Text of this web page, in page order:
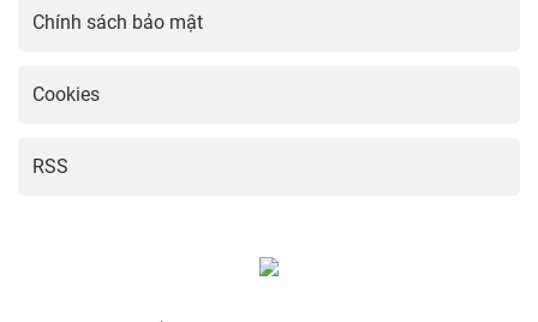
Chính sách bảo mật
Cookies
RSS